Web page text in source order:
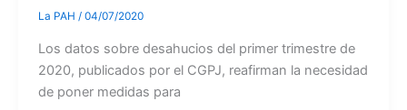
La PAH / 04/07/2020
Los datos sobre desahucios del primer trimestre de
2020, publicados por el CGPJ, reafirman la necesidad
de poner medidas para